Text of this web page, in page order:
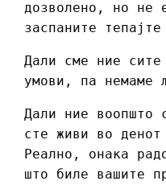
дозволено, но не
заспаните
Дали сме ние
умови, па немаме
Дали ние воопшто
сте живи во
Реално, онака
што биле вашите